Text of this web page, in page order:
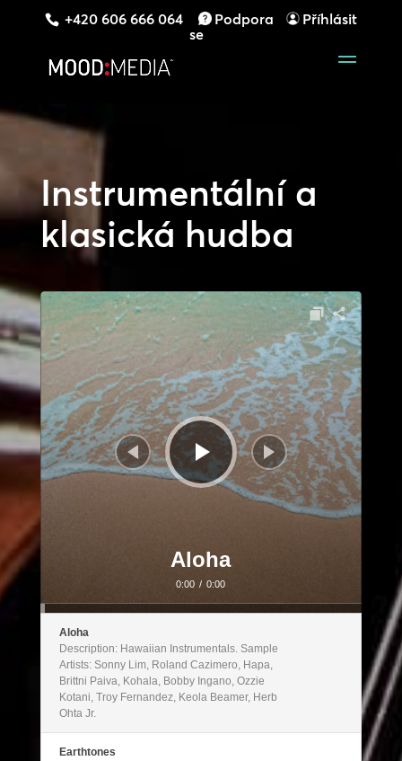
+420 606 666 064 Podpora
Příhlásit
se
Instrumentální a
klasická hudba
Audio
přehrávač
Aloha
0:00 / 0:00
Aloha
Description: Hawaiian Instrumentals. Sample
Artists: Sonny Lim, Roland Cazimero, Hapa,
Brittni Paiva, Kohala, Bobby Ingano, Ozzie
Kotani, Troy Fernandez, Keola Beamer, Herb
Ohta Jr.
Earthtones